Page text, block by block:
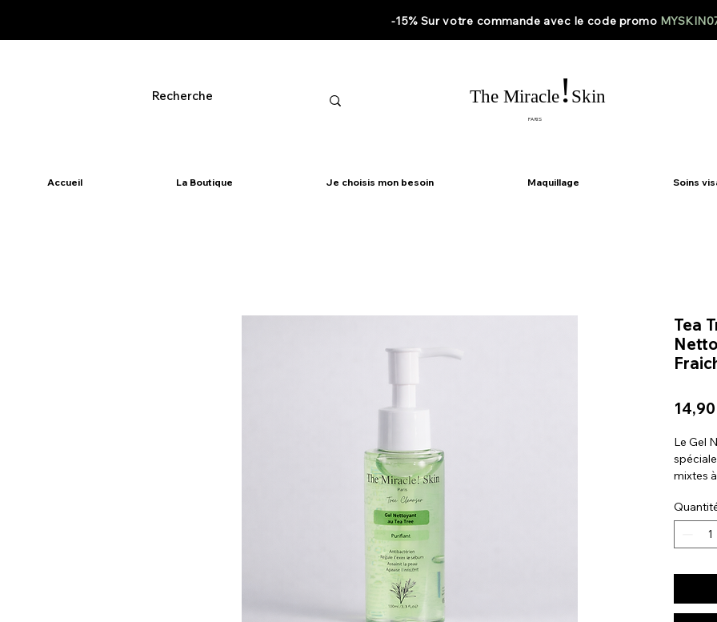
-15% Sur votre commande avec le code promo
The Miracle ! Skin
PARIS
Accueil La Boutique Je choisis mon besoin Maquillage Soins
Tea
Le Gel
mixtes
aide à
Après